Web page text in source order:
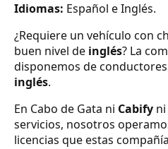
Idiomas: Español e Inglés.
¿Requiere un vehículo con
buen nivel de inglés? La
disponemos de
inglés.
En Cabo de Gata ni Cabify
servicios, nosotros
licencias que estas